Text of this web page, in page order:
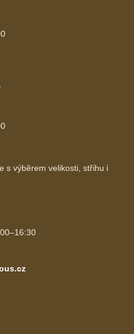
s výběrem velikosti, střihu i